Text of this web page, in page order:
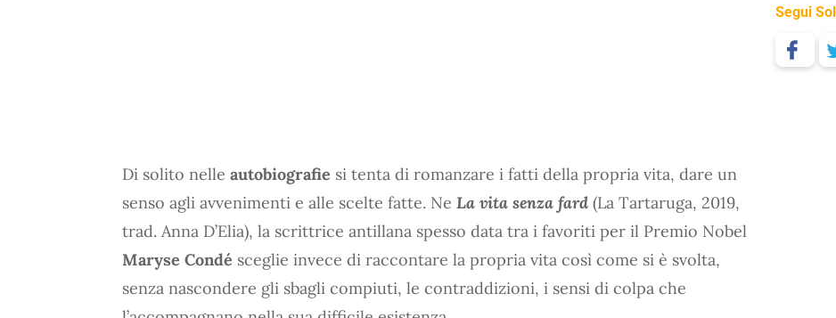
Di solito nelle autobiografie si tenta di romanzare i fatti della propria vita, dare un
senso agli avvenimenti e alle scelte fatte. Ne La vita senza fard (La Tartaruga, 2019,
trad. Anna D’Elia), la scrittrice antillana spesso data tra i favoriti per il Premio Nobel
Maryse Condé sceglie invece di raccontare la propria vita così come si è svolta,
senza nascondere gli sbagli compiuti, le contraddizioni, i sensi di colpa che
Segui